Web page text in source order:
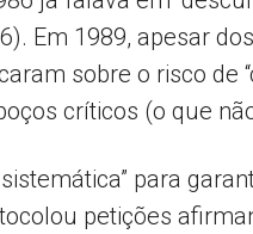
Em 1989, apesar
sobre o risco de
críticos (o que
para
petições